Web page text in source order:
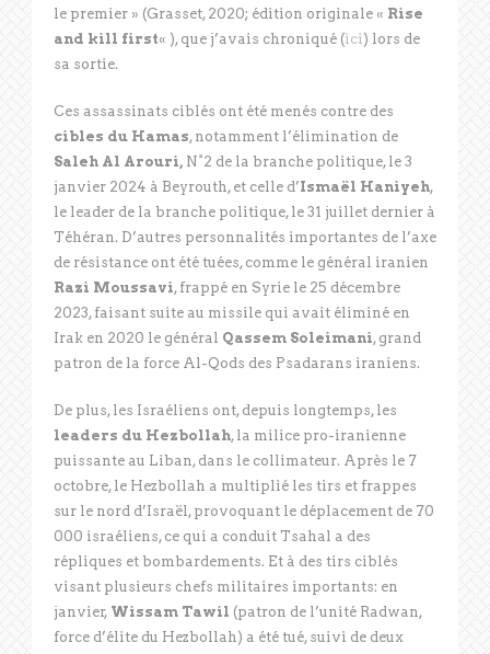
le premier » (Grasset, 2020; édition originale « Rise
and kill first« ), que j’avais chroniqué (ici ) lors de
sa sortie.
Ces assassinats ciblés ont été menés contre des
cibles du Hamas, notamment l’élimination de
Saleh Al Arouri, N°2 de la branche politique, le 3
janvier 2024 à Beyrouth, et celle d’Ismaël Haniyeh,
le leader de la branche politique, le 31 juillet dernier à
Téhéran. D’autres personnalités importantes de l’axe
de résistance ont été tuées, comme le général iranien
Razi Moussavi, frappé en Syrie le 25 décembre
2023, faisant suite au missile qui avait éliminé en
Irak en 2020 le général Qassem Soleimani, grand
patron de la force Al-Qods des Psadarans iraniens.
De plus, les Israéliens ont, depuis longtemps, les
leaders du Hezbollah, la milice pro-iranienne
puissante au Liban, dans le collimateur. Après le 7
octobre, le Hezbollah a multiplié les tirs et frappes
sur le nord d’Israël, provoquant le déplacement de 70
000 israéliens, ce qui a conduit Tsahal a des
répliques et bombardements. Et à des tirs ciblés
visant plusieurs chefs militaires importants: en
janvier, Wissam Tawil (patron de l’unité Radwan,
force d’élite du Hezbollah) a été tué, suivi de deux